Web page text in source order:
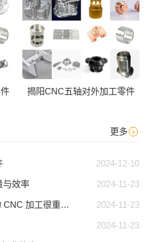
揭阳CNC五轴对外加工零件
更多
2024-12-10
2024-11-23
与效率
2024-11-23
为什么切削液对于有效的 CNC 加工很重要？
2024-11-23